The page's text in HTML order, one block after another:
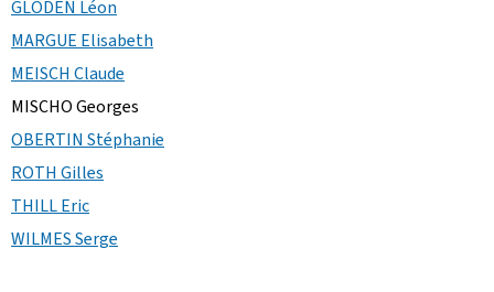
GLODEN Léon
MARGUE Elisabeth
MEISCH Claude
MISCHO Georges
OBERTIN Stéphanie
ROTH Gilles
THILL Eric
WILMES Serge